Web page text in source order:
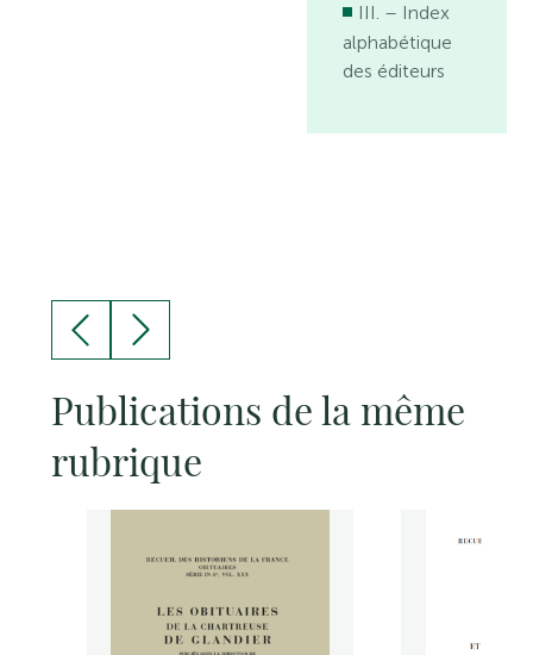
III. – Index
alphabétique
des éditeurs
Publications de la même
rubrique